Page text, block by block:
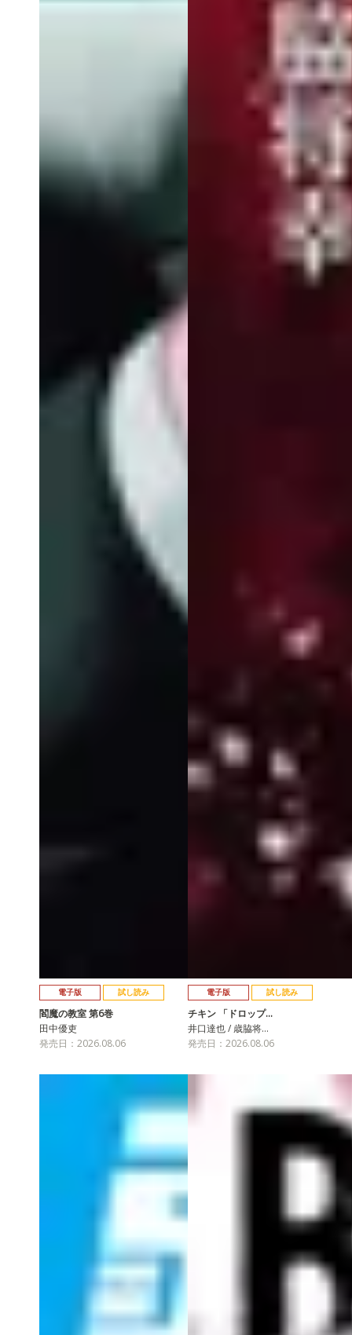
電子版 試し読み
閻魔の教室 第6巻
田中優吏
発売日：2026.08.06
電子版 試し読み
チキン 「ドロップ…
井口達也 / 歳脇将…
発売日：2026.08.06